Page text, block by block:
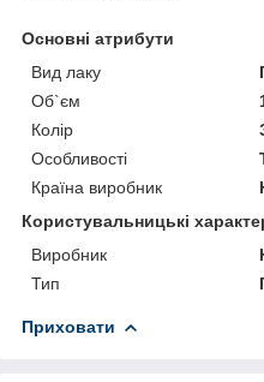
Основні атрибути
Вид лаку
Об`єм
Колір
Особливості
Країна виробник
Користувальницькі
Виробник
Тип
Приховати